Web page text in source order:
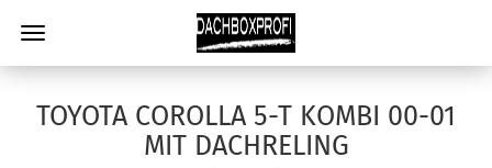
TOYOTA COROLLA 5-T KOMBI 00-01
MIT DACHRELING